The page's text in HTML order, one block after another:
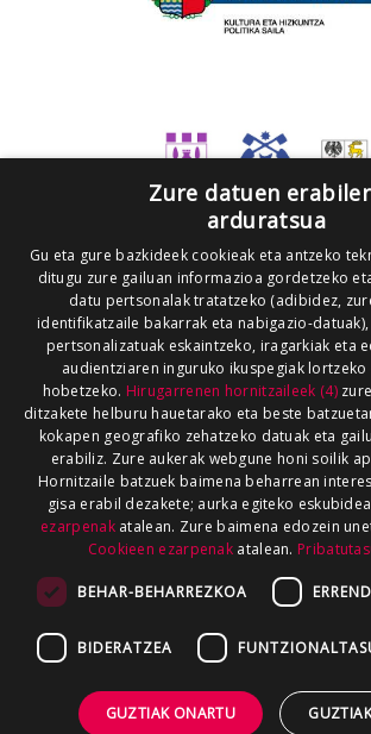
Zure datuen
arduratsua
Gu eta gure bazkideek cookieak eta antzeko
ditugu zure gailuan informazioa gordetzeko
datu pertsonalak tratatzeko (adibidez,
identifikatzaile bakarrak eta nabigazio-
pertsonalizatuak eskaintzeko, iragarkiak eta
audientziaren inguruko ikuspegiak
hobetzeko. Hirugarrenen hornitzaileek (4)
ditzakete helburu hauetarako eta beste
kokapen geografiko zehatzeko datuak eta
erabiliz. Zure aukerak webgune honi soilik
Hornitzaile batzuek baimena beharrean
gisa erabil dezakete; aurka egiteko
ezarpenakatalean. Zure baimena edozein
Cookieen ezarpenak atalean.
BEHAR-BEHARREZKOA
BIDERATZEA
GUZTIAK ONARTU